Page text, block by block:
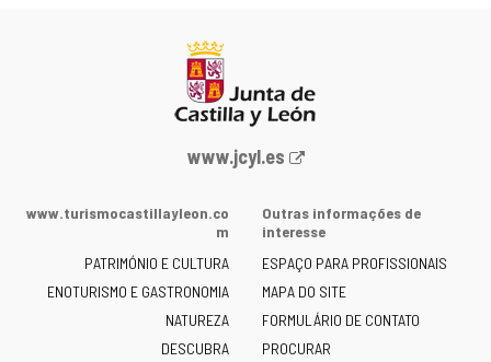
Portal
Junta
Castilla
y
León
-
www.jcyl.es
www.turismocastillayleon.co
m
PATRIMÓNIO E CULTURA
ENOTURISMO E GASTRONOMIA
NATUREZA
DESCUBRA
Outras informações de
interesse
ESPAÇO PARA PROFISSIONAIS
MAPA DO SITE
FORMULÁRIO DE CONTATO
PROCURAR